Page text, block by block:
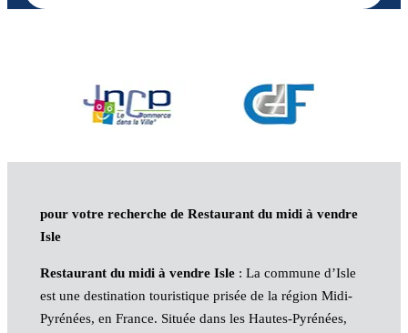
pour votre recherche de Restaurant du midi à vendre
Isle
Restaurant du midi à vendre Isle: La commune d’Isle
est une destination touristique prisée de la région Midi-
Pyrénées, en France. Située dans les Hautes-Pyrénées,